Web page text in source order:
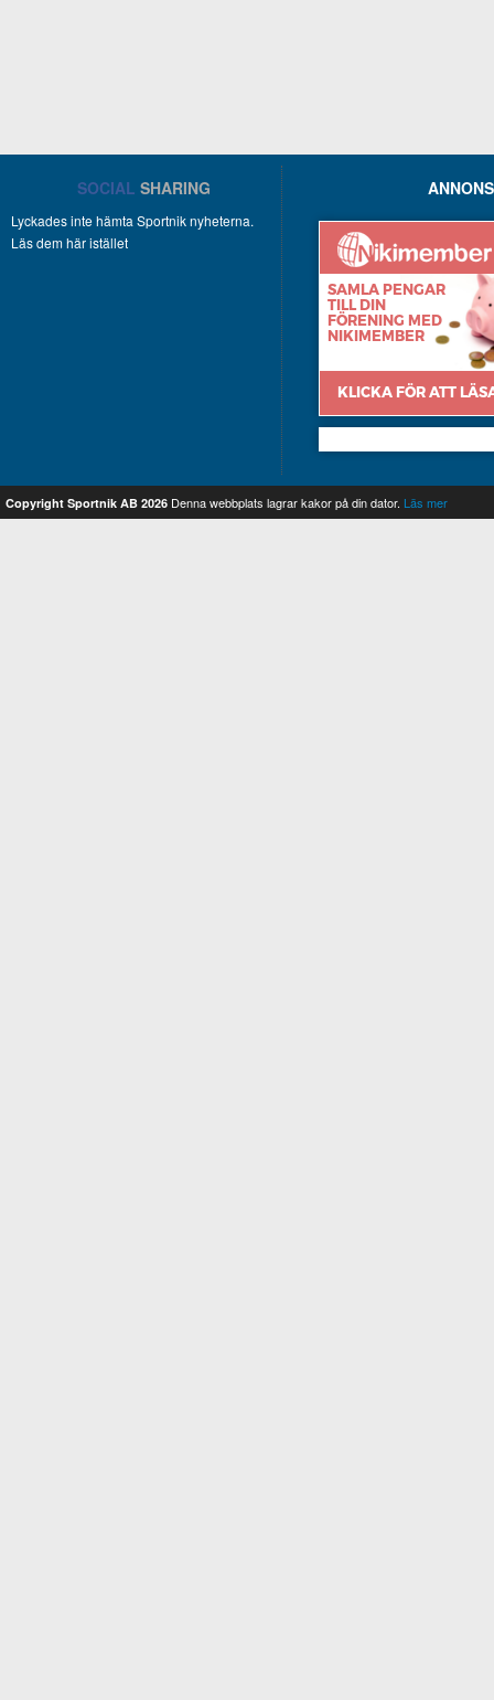
SOCIAL SHARING
Lyckades inte hämta Sportnik nyheterna.
Läs dem här istället
Copyright Sportnik AB 2026 Denna webbplats lagrar kakor på din dator. Läs mer